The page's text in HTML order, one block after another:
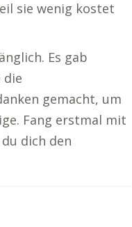
sie wenig kostet
Es gab
die
gemacht, um
Fang erstmal mit
dich den